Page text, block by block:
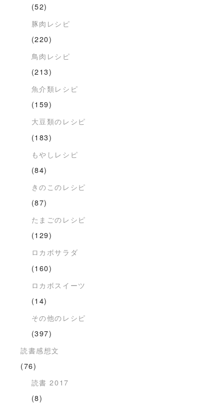
(52)
豚肉レシピ
(220)
鳥肉レシピ
(213)
魚介類レシピ
(159)
大豆類のレシピ
(183)
もやしレシピ
(84)
きのこのレシピ
(87)
たまごのレシピ
(129)
ロカボサラダ
(160)
ロカボスイーツ
(14)
その他のレシピ
(397)
読書感想文
(76)
読書 2017
(8)